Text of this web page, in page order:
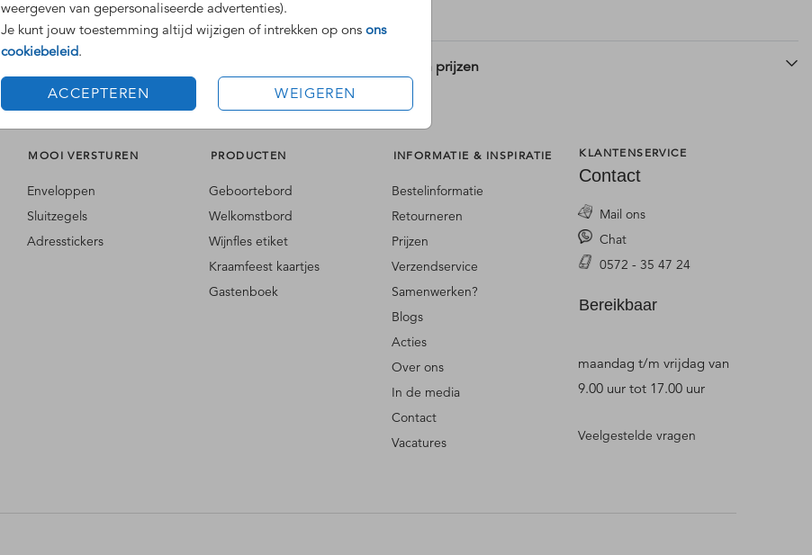
weergeven van gepersonaliseerde advertenties).
Je kunt jouw toestemming altijd wijzigen of intrekken op ons ons
cookiebeleid.
ACCEPTEREN WEIGEREN
Formaten en prijzen
MOOI VERSTUREN
Enveloppen
Sluitzegels
Adresstickers
PRODUCTEN
Geboortebord
Welkomstbord
Wijnfles etiket
Kraamfeest kaartjes
Gastenboek
INFORMATIE & INSPIRATIE
Bestelinformatie
Retourneren
Prijzen
Verzendservice
Samenwerken?
Blogs
Acties
Over ons
In de media
Contact
Vacatures
KLANTENSERVICE
Contact
Mail ons
Chat
0572 - 35 47 24
Bereikbaar
maandag t/m vrijdag van
9.00 uur tot 17.00 uur
Veelgestelde vragen